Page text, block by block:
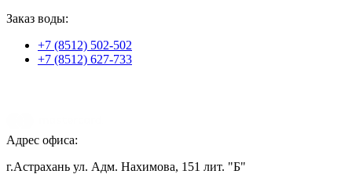
Заказ воды:
+7 (8512) 502-502
+7 (8512) 627-733
Адрес офиса:
г.Астрахань ул. Адм. Нахимова, 151 лит. "Б"